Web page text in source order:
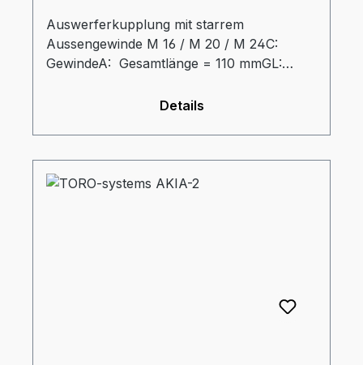
Auswerferkupplung mit starrem
Aussengewinde M 16 / M 20 / M 24C:
GewindeA: Gesamtlänge = 110 mmGL:
Aussendurchmesser = 60 mmdz:
Eintauchtiefe Zapfen = 34 mm
Details